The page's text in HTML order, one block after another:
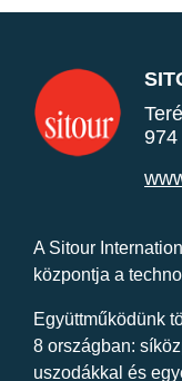
974
A Sitour
központja a
Együttműködünk
8 országban:
uszodákkal és